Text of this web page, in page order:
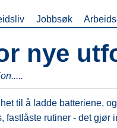
Jobbsøk
nye
til å ladde batteriene,
fastlåste rutiner - det gjør